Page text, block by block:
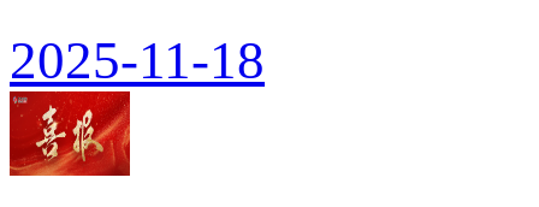
2025-11-18